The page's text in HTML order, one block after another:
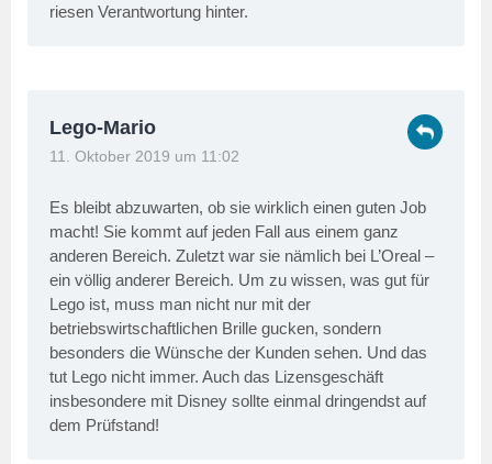
riesen Verantwortung hinter.
Lego-Mario
11. Oktober 2019 um 11:02
Es bleibt abzuwarten, ob sie wirklich einen guten Job
macht! Sie kommt auf jeden Fall aus einem ganz
anderen Bereich. Zuletzt war sie nämlich bei L’Oreal –
ein völlig anderer Bereich. Um zu wissen, was gut für
Lego ist, muss man nicht nur mit der
betriebswirtschaftlichen Brille gucken, sondern
besonders die Wünsche der Kunden sehen. Und das
tut Lego nicht immer. Auch das Lizensgeschäft
insbesondere mit Disney sollte einmal dringendst auf
dem Prüfstand!